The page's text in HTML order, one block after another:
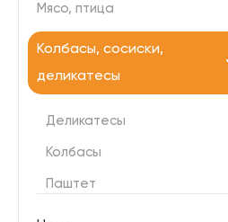
Мясо, птица
Колбасы, сосиски,
деликатесы
Деликатесы
Колбасы
Паштет